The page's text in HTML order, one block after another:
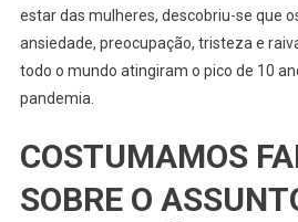
estar das mulheres, descobriu-se que
ansiedade, preocupação, tristeza e
todo o mundo atingiram o pico de 10
pandemia.
COSTUMAMOS
SOBRE O